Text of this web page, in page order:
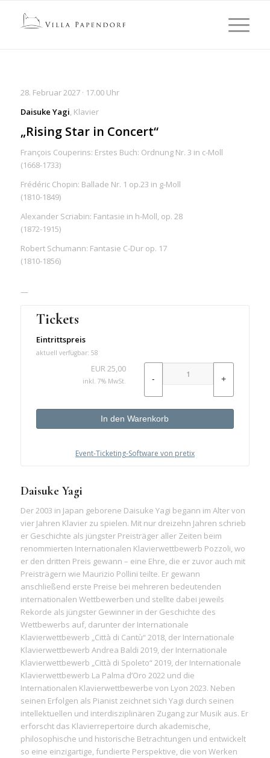
28. Februar 2027 · 17.00 Uhr
Daisuke Yagi, Klavier
„Rising Star in Concert“
François Couperins: Erstes Buch: Ordnung Nr. 3 in c-Moll
(1668-1733)
Frédéric Chopin: Ballade Nr. 1 op.23 in g-Moll
(1810-1849)
Alexander Scriabin: Fantasie in h-Moll, op. 28
(1872-1915)
Robert Schumann: Fantasie C-Dur op. 17
(1810-1856)
—
Tickets
Eintrittspreis
aktuell verfügbar: 58
EUR25,00
inkl. 7% MwSt. - +
In den Warenkorb
Event-Ticketing-Software von pretix
Daisuke Yagi
Der 2003 in Japan geborene Daisuke Yagi begann im Alter von
vier Jahren Klavier zu spielen. Mit nur dreizehn Jahren schrieb
er Geschichte als jüngster Preisträger aller Zeiten beim
renommierten Internationalen Klavierwettbewerb Pozzoli, wo
er den dritten Preis gewann – eine Ehre, die er zuvor auch mit
Preisträgern wie Maurizio Pollini teilte. Er gewann
anschließend erste Preise bei mehreren bedeutenden
internationalen Wettbewerben und stellte dabei jeweils
Rekorde als jüngster Gewinner in der Geschichte des
Wettbewerbs auf, darunter der Internationale
Klavierwettbewerb „Città di Cantù“ 2018, der Internationale
Klavierwettbewerb Andrea Baldi 2019, der Internationale
Klavierwettbewerb „Città di Spoleto“ 2019, der Internationale
Klavierwettbewerb La Palma d’Oro 2022 und die
Internationalen Klavierwettbewerbe von Lyon 2023. Neben
seinen Erfolgen als Pianist zeichnet sich Yagi durch seinen
intellektuellen und interdisziplinären Zugang zur Musik aus. Er
erforscht das Klavierrepertoire durch akademische,
philosophische und historische Betrachtungen und entwickelt
so eine einzigartige, fundierte Perspektive, die von Werken